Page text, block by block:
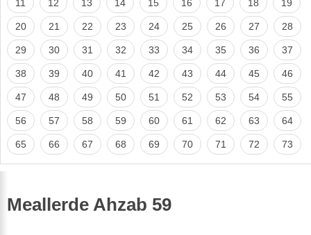
11 12 13 14 15 16 17 18 19
20 21 22 23 24 25 26 27 28
29 30 31 32 33 34 35 36 37
38 39 40 41 42 43 44 45 46
47 48 49 50 51 52 53 54 55
56 57 58 59 60 61 62 63 64
65 66 67 68 69 70 71 72 73
Meallerde Ahzab 59